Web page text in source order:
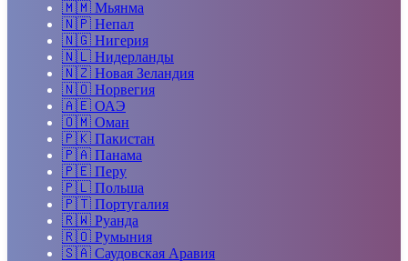
🇲🇲 Мьянма
🇳🇵 Непал
🇳🇬 Нигерия
🇳🇱 Нидерланды
🇳🇿 Новая Зеландия
🇳🇴 Норвегия
🇦🇪 ОАЭ
🇴🇲 Оман
🇵🇰 Пакистан
🇵🇦 Панама
🇵🇪 Перу
🇵🇱 Польша
🇵🇹 Португалия
🇷🇼 Руанда
🇷🇴 Румыния
🇸🇦 Саудовская Аравия